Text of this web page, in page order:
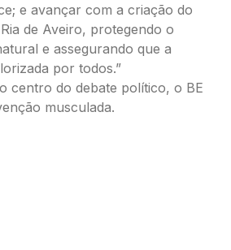
e avançar com a criação do
de Aveiro, protegendo o
e assegurando que a
por todos.”
centro do debate político, o BE
musculada.